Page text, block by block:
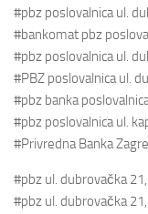
#pbz poslovalnica ul.
#bankomat pbz
#pbz poslovalnica ul.
#PBZ poslovalnica ul.
#pbz banka
#pbz poslovalnica ul.
#Privredna Banka
#pbz ul. dubrovačka
#pbz ul. dubrovačka